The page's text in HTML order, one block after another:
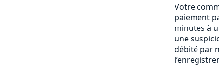
Votre
paiement
minutes à
une
débité par